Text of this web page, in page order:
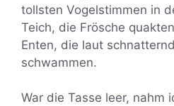
tollsten Vogelstimmen in
Teich, die Frösche
Enten, die laut
schwammen.
War die Tasse leer, nahm